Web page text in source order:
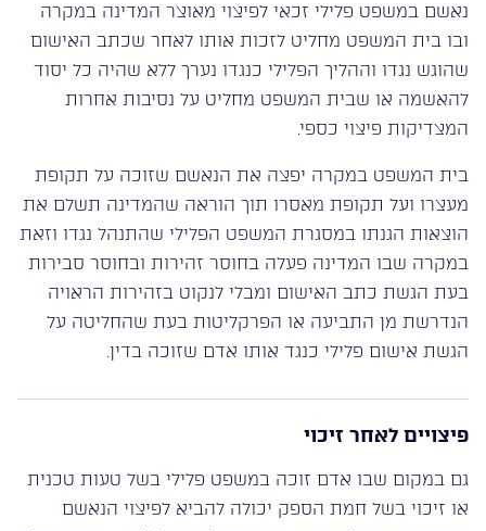
נאשם במשפט פלילי זכאי לפיצוי מאוצר המדינה במקרה
ובו בית המשפט מחליט לזכות אותו לאחר שכתב האישום
שהוגש נגדו וההליך הפלילי כנגדו נערך ללא שהיה כל יסוד
להאשמה או שבית המשפט מחליט על נסיבות אחרות
המצדיקות פיצוי כספי.
בית המשפט במקרה יפצה את הנאשם שזוכה על תקופת
מעצרו ועל תקופת מאסרו תוך הוראה שהמדינה תשלם את
הוצאות הגנתו במסגרת המשפט הפלילי שהתנהל נגדו וזאת
במקרה שבו המדינה פעלה בחוסר זהירות ובחוסר סבירות
בעת הגשת כתב האישום ומבלי לנקוט בזהירות הראויה
הנדרשת מן התביעה או הפרקליטות בעת שהחליטה על
הגשת אישום פלילי כנגד אותו אדם שזוכה בדין.
פיצויים לאחר זיכוי
גם במקום שבו אדם זוכה במשפט פלילי בשל טעות טכנית
או זיכוי בשל חמת הספק יכולה להביא לפיצוי הנאשם